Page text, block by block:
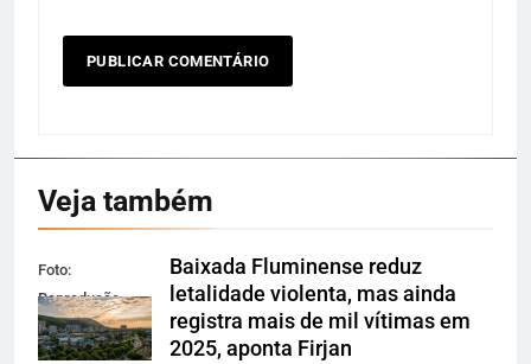
Veja também
Foto:
Reprodução
Baixada Fluminense reduz
letalidade violenta, mas ainda
registra mais de mil vítimas em
2025, aponta Firjan